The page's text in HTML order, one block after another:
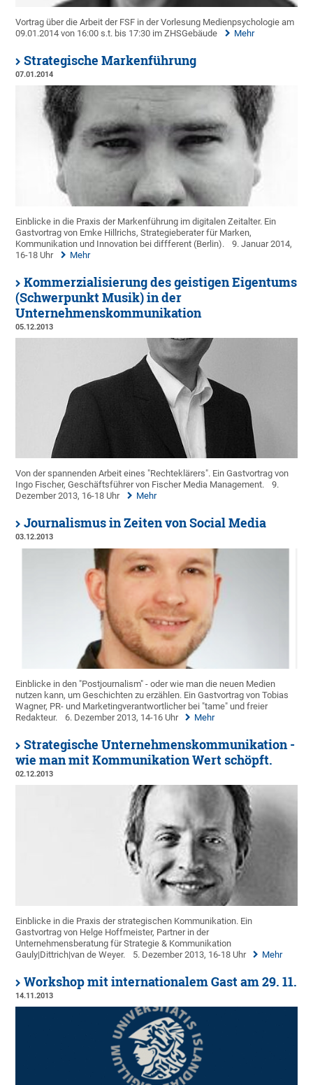
Vortrag über die Arbeit der FSF in der Vorlesung Medienpsychologie am
09.01.2014 von 16:00 s.t. bis 17:30 im ZHSGebäude
Mehr
Strategische Markenführung
07.01.2014
Einblicke in die Praxis der Markenführung im digitalen Zeitalter. Ein
Gastvortrag von Emke Hillrichs, Strategieberater für Marken,
Kommunikation und Innovation bei diffferent (Berlin).
9. Januar 2014,
16-18 Uhr
Mehr
Kommerzialisierung des geistigen Eigentums
(Schwerpunkt Musik) in der
Unternehmenskommunikation
05.12.2013
Von der spannenden Arbeit eines "Rechteklärers". Ein Gastvortrag von
Ingo Fischer, Geschäftsführer von Fischer Media Management.
9.
Dezember 2013, 16-18 Uhr
Mehr
Journalismus in Zeiten von Social Media
03.12.2013
Einblicke in den "Postjournalism" - oder wie man die neuen Medien
nutzen kann, um Geschichten zu erzählen. Ein Gastvortrag von Tobias
Wagner, PR- und Marketingverantwortlicher bei "tame" und freier
Redakteur.
6. Dezember 2013, 14-16 Uhr Mehr
Strategische Unternehmenskommunikation -
wie man mit Kommunikation Wert schöpft.
02.12.2013
Einblicke in die Praxis der strategischen Kommunikation. Ein
Gastvortrag von Helge Hoffmeister, Partner in der
Unternehmensberatung für Strategie & Kommunikation
Gauly|Dittrich|van de Weyer.
5. Dezember 2013, 16-18 Uhr Mehr
Workshop mit internationalem Gast am 29. 11.
14.11.2013